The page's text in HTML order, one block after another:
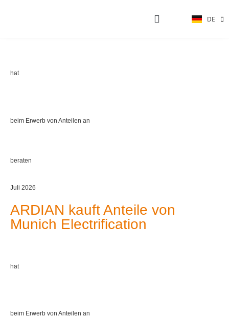
DE
EN
hat
beim Erwerb von Anteilen an
beraten
Juli 2026
ARDIAN kauft Anteile von
Munich Electrification
hat
beim Erwerb von Anteilen an